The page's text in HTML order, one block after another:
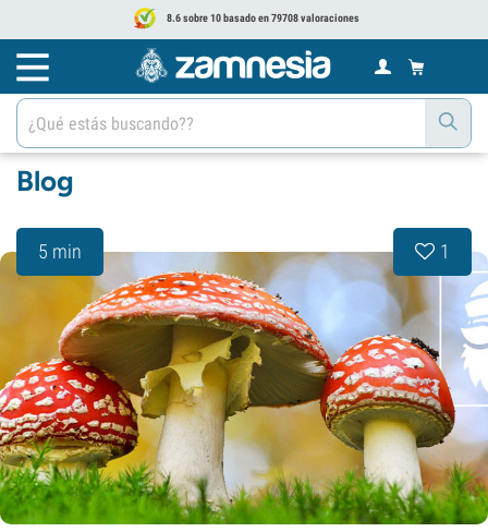
8.6 sobre 10 basado en 79708 valoraciones
Blog
5 min 1